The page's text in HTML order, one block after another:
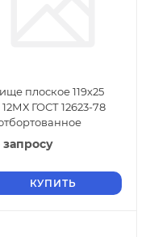
плоское 119х25
ГОСТ 12623-78
запросу
КУПИТЬ